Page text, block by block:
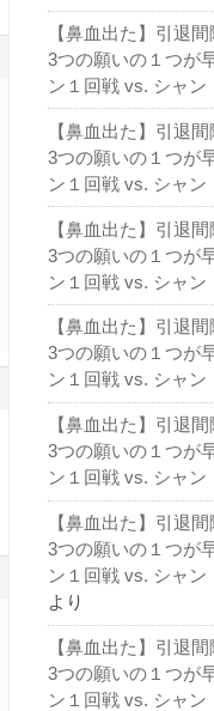
【鼻血出た】引退
3つの願いの１つが
ン１回戦 vs. シャン
【鼻血出た】引退
3つの願いの１つが
ン１回戦 vs. シャン
【鼻血出た】引退
3つの願いの１つが
ン１回戦 vs. シャン
【鼻血出た】引退
3つの願いの１つが
ン１回戦 vs. シャン
【鼻血出た】引退
3つの願いの１つが
ン１回戦 vs. シャン
【鼻血出た】引退
3つの願いの１つが
ン１回戦 vs. シャン
より
【鼻血出た】引退
3つの願いの１つが
ン１回戦 vs. シャン